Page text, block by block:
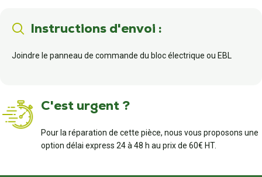
Instructions d'envoi :
Joindre le panneau de commande du bloc électrique ou EBL
C'est urgent ?
Pour la réparation de cette pièce, nous vous proposons une
option délai express 24 à 48 h au prix de 60€ HT.